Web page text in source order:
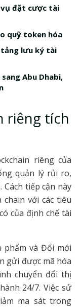
đặt cược tài
quỹ token hóa
tảng lưu ký tài
Abu Dhabi,
riêng tích
riêng của
quản lý rủi ro,
tiếp cận này
với các tiêu
của định chế tài
phẩm và Đổi mới
gửi được mã hóa
chuyển đổi thị
24/7. Việc sử
ma sát trong